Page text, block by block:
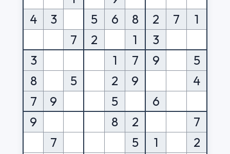
4
3 5 6 8 2 7
1
7
2 1
3
3
1 7 9
5
8
5 2 9
4
7
9 5
6
9
8 2
7
7
5 1
2